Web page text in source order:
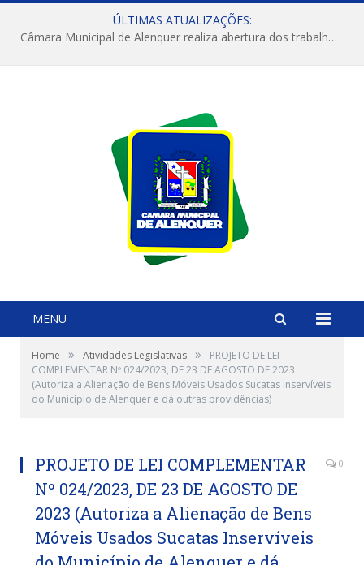
ÚLTIMAS ATUALIZAÇÕES:
Câmara Municipal de Alenquer realiza abertura dos trabalhos do 4º Período Legislativo
MENU
Home » Atividades Legislativas »
PROJETO DE LEI
COMPLEMENTAR Nº 024/2023, DE 23 DE AGOSTO DE 2023
(Autoriza a Alienação de Bens Móveis Usados Sucatas Inservíveis
do Município de Alenquer e dá outras providências)
PROJETO DE LEI COMPLEMENTAR
Nº 024/2023, DE 23 DE AGOSTO DE
2023 (Autoriza a Alienação de Bens
Móveis Usados Sucatas Inservíveis
0